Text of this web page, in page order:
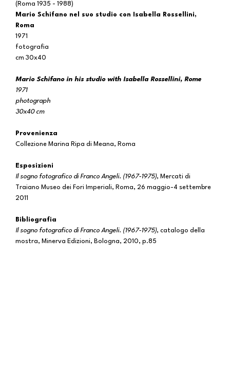
(Roma 1935 - 1988)
Mario Schifano nel suo studio con Isabella Rossellini,
Roma
1971
fotografia
cm 30x40
Mario Schifano in his studio with Isabella Rossellini, Rome
1971
photograph
30x40 cm
Provenienza
Collezione Marina Ripa di Meana, Roma
Esposizioni
Il sogno fotografico di Franco Angeli. (1967-1975), Mercati di
Traiano Museo dei Fori Imperiali, Roma, 26 maggio-4 settembre
2011
Bibliografia
Il sogno fotografico di Franco Angeli. (1967-1975), catalogo della
mostra, Minerva Edizioni, Bologna, 2010, p.85